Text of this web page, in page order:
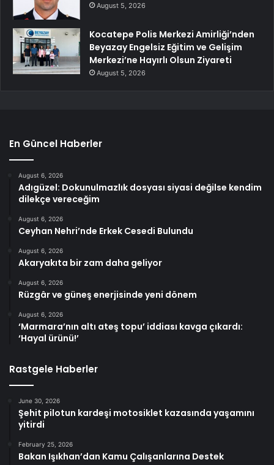
August 5, 2026
Kocatepe Polis Merkezi Amirliği’nden
Beyazay Engelsiz Eğitim ve Gelişim
Merkezi’ne Hayırlı Olsun Ziyareti
August 5, 2026
En Güncel Haberler
August 6, 2026
Adıgüzel: Dokunulmazlık dosyası siyasi değilse kendim
dilekçe vereceğim
August 6, 2026
Ceyhan Nehri’nde Erkek Cesedi Bulundu
August 6, 2026
Akaryakıta bir zam daha geliyor
August 6, 2026
Rüzgâr ve güneş enerjisinde yeni dönem
August 6, 2026
‘Marmara’nın altı ateş topu’ iddiası kavga çıkardı:
‘Hayal ürünü!’
Rastgele Haberler
June 30, 2026
Şehit pilotun kardeşi motosiklet kazasında yaşamını
yitirdi
February 25, 2026
Bakan Işıkhan’dan Kamu Çalışanlarına Destek